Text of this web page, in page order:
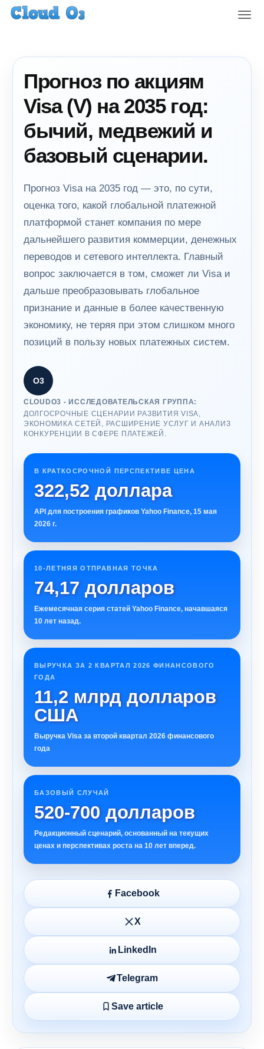
T
Прогноз по акциям
Visa (V) на 2035 год:
бычий, медвежий и
базовый сценарии.
Прогноз Visa на 2035 год — это, по сути,
оценка того, какой глобальной платежной
платформой станет компания по мере
дальнейшего развития коммерции, денежных
переводов и сетевого интеллекта. Главный
вопрос заключается в том, сможет ли Visa и
дальше преобразовывать глобальное
признание и данные в более качественную
экономику, не теряя при этом слишком много
позиций в пользу новых платежных систем.
О3
CLOUDO3 - ИССЛЕДОВАТЕЛЬСКАЯ ГРУППА:
ДОЛГОСРОЧНЫЕ СЦЕНАРИИ РАЗВИТИЯ VISA,
ЭКОНОМИКА СЕТЕЙ, РАСШИРЕНИЕ УСЛУГ И АНАЛИЗ
КОНКУРЕНЦИИ В СФЕРЕ ПЛАТЕЖЕЙ.
В КРАТКОСРОЧНОЙ ПЕРСПЕКТИВЕ ЦЕНА
322,52 доллара
API для построения графиков Yahoo Finance, 15 мая
2026 г.
10-ЛЕТНЯЯ ОТПРАВНАЯ ТОЧКА
74,17 долларов
Ежемесячная серия статей Yahoo Finance, начавшаяся
10 лет назад.
ВЫРУЧКА ЗА 2 КВАРТАЛ 2026 ФИНАНСОВОГО
ГОДА
11,2 млрд долларов
США
Выручка Visa за второй квартал 2026 финансового
года
БАЗОВЫЙ СЛУЧАЙ
520-700 долларов
Редакционный сценарий, основанный на текущих
ценах и перспективах роста на 10 лет вперед.
Facebook
X
LinkedIn
Telegram
Save article